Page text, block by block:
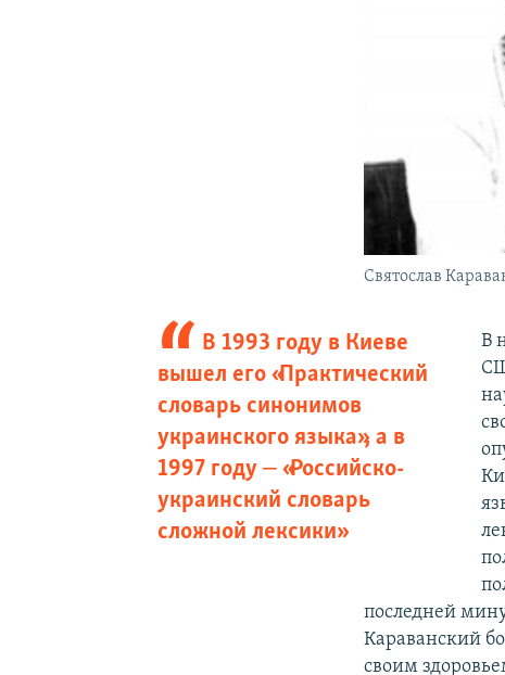
Святослав
В 1993 году в Киеве
вышел его «Практический
словарь синонимов
украинского языка», а в
1997 году ‒ «Российско-
украинский словарь
сложной лексики»
В
последней
Караванский
своим